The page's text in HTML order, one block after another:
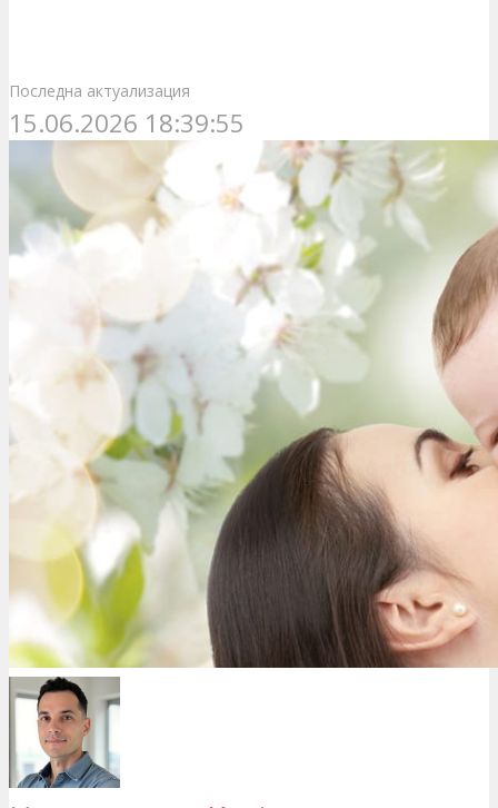
Последна актуализация
15.06.2026 18:39:55